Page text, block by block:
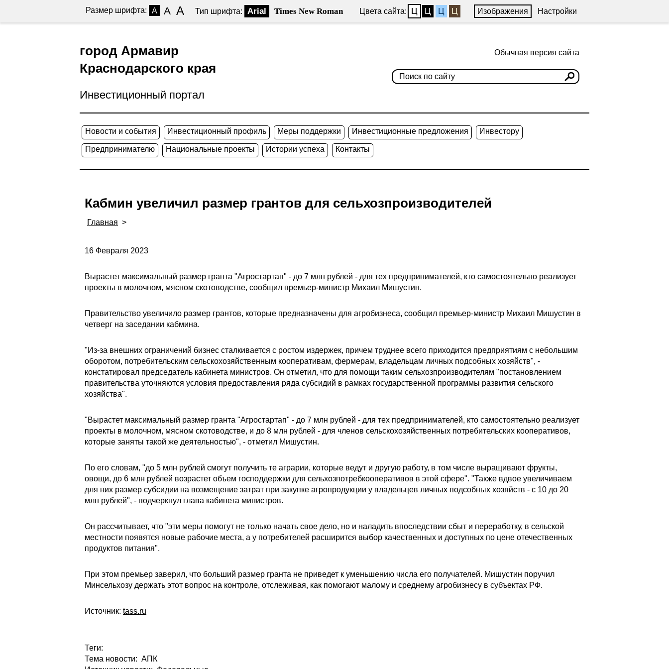
Размер шрифта: A A A Тип шрифта: Arial Times New Roman Цвета сайта: Ц Ц Ц Ц Изображения Настройки
город Армавир
Краснодарского края
Инвестиционный портал
Обычная версия сайта
Новости и события Инвестиционный профиль Меры поддержки Инвестиционные предложения Инвестору
Предпринимателю Национальные проекты Истории успеха Контакты
Кабмин увеличил размер грантов для сельхозпроизводителей
Главная >
16 Февраля 2023
Вырастет максимальный размер гранта "Агростартап" - до 7 млн рублей - для тех предпринимателей, кто самостоятельно реализует
проекты в молочном, мясном скотоводстве, сообщил премьер-министр Михаил Мишустин.
Правительство увеличило размер грантов, которые предназначены для агробизнеса, сообщил премьер-министр Михаил Мишустин в
четверг на заседании кабмина.
"Из-за внешних ограничений бизнес сталкивается с ростом издержек, причем труднее всего приходится предприятиям с небольшим
оборотом, потребительским сельскохозяйственным кооперативам, фермерам, владельцам личных подсобных хозяйств", -
констатировал председатель кабинета министров. Он отметил, что для помощи таким сельхозпроизводителям "постановлением
правительства уточняются условия предоставления ряда субсидий в рамках государственной программы развития сельского
хозяйства".
"Вырастет максимальный размер гранта "Агростартап" - до 7 млн рублей - для тех предпринимателей, кто самостоятельно реализует
проекты в молочном, мясном скотоводстве, и до 8 млн рублей - для членов сельскохозяйственных потребительских кооперативов,
которые заняты такой же деятельностью", - отметил Мишустин.
По его словам, "до 5 млн рублей смогут получить те аграрии, которые ведут и другую работу, в том числе выращивают фрукты,
овощи, до 6 млн рублей возрастет объем господдержки для сельхозпотребкооперативов в этой сфере". "Также вдвое увеличиваем
для них размер субсидии на возмещение затрат при закупке агропродукции у владельцев личных подсобных хозяйств - с 10 до 20
млн рублей", - подчеркнул глава кабинета министров.
Он рассчитывает, что "эти меры помогут не только начать свое дело, но и наладить впоследствии сбыт и переработку, в сельской
местности появятся новые рабочие места, а у потребителей расширится выбор качественных и доступных по цене отечественных
продуктов питания".
При этом премьер заверил, что больший размер гранта не приведет к уменьшению числа его получателей. Мишустин поручил
Минсельхозу держать этот вопрос на контроле, отслеживая, как помогают малому и среднему агробизнесу в субъектах РФ.
Источник: tass.ru
Теги:
Тема новости: АПК